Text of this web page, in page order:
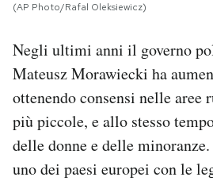
(AP Photo/Rafal Oleksiewicz)
Negli ultimi anni il governo
Mateusz Morawiecki ha
ottenendo consensi nelle
più piccole, e allo stesso
delle donne e delle
uno dei paesi europei con le